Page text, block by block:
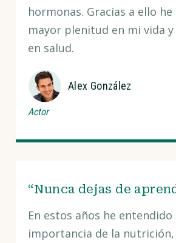
hormonas. Gracias a ello
mayor plenitud en mi vida y
en salud.
Alex González
Actor
“Nunca dejas de
En estos años he entendido
importancia de la